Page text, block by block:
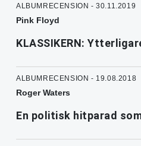
ALBUMRECENSION - 30.11.2019
Pink Floyd
KLASSIKERN:
ALBUMRECENSION - 19.08.2018
Roger Waters
En politisk hitparad